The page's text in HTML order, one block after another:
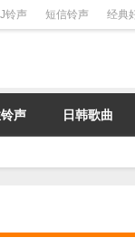
铃声 短信铃声 经典
声 日韩歌曲